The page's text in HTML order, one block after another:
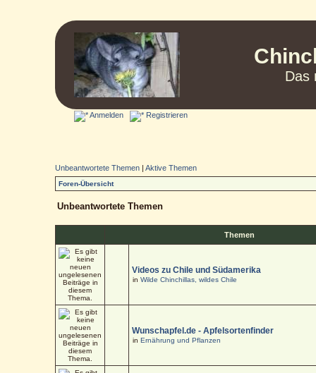
Das
Anmelden Registrieren
Unbeantwortete Themen |Aktive Themen
Foren-Übersicht
Unbeantwortete Themen
Themen
Videos zu Chile und Südamerika
inWilde Chinchillas, wildes Chile
Wunschapfel.de - Apfelsortenfinder
inErnährung und Pflanzen